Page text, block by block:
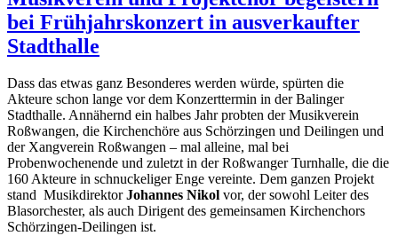
bei Frühjahrskonzert in ausverkaufter
Stadthalle
Dass das etwas ganz Besonderes werden würde, spürten die
Akteure schon lange vor dem Konzerttermin in der Balinger
Stadthalle. Annähernd ein halbes Jahr probten der Musikverein
Roßwangen, die Kirchenchöre aus Schörzingen und Deilingen und
der Xangverein Roßwangen – mal alleine, mal bei
Probenwochenende und zuletzt in der Roßwanger Turnhalle, die die
160 Akteure in schnuckeliger Enge vereinte. Dem ganzen Projekt
stand MusikdirektorJohannes Nikol vor, der sowohl Leiter des
Blasorchester, als auch Dirigent des gemeinsamen Kirchenchors
Schörzingen-Deilingen ist.